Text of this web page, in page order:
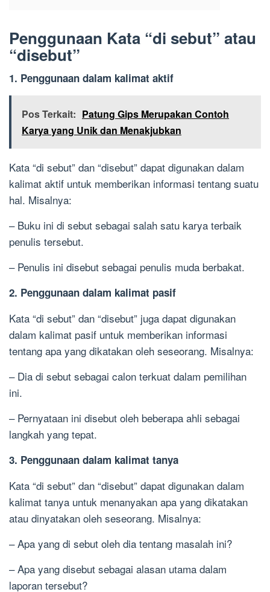
Penggunaan Kata “di sebut” atau
“disebut”
1. Penggunaan dalam kalimat aktif
Pos Terkait: Patung Gips Merupakan Contoh
Karya yang Unik dan Menakjubkan
Kata “di sebut” dan “disebut” dapat digunakan dalam
kalimat aktif untuk memberikan informasi tentang suatu
hal. Misalnya:
– Buku ini di sebut sebagai salah satu karya terbaik
penulis tersebut.
– Penulis ini disebut sebagai penulis muda berbakat.
2. Penggunaan dalam kalimat pasif
Kata “di sebut” dan “disebut” juga dapat digunakan
dalam kalimat pasif untuk memberikan informasi
tentang apa yang dikatakan oleh seseorang. Misalnya:
– Dia di sebut sebagai calon terkuat dalam pemilihan
ini.
– Pernyataan ini disebut oleh beberapa ahli sebagai
langkah yang tepat.
3. Penggunaan dalam kalimat tanya
Kata “di sebut” dan “disebut” dapat digunakan dalam
kalimat tanya untuk menanyakan apa yang dikatakan
atau dinyatakan oleh seseorang. Misalnya:
– Apa yang di sebut oleh dia tentang masalah ini?
– Apa yang disebut sebagai alasan utama dalam
laporan tersebut?